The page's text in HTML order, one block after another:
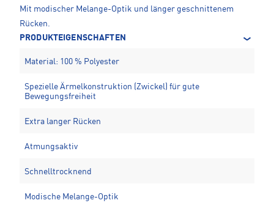
Mit modischer Melange-Optik und länger geschnittenem
Rücken.
PRODUKTEIGENSCHAFTEN
Material: 100 % Polyester
Spezielle Ärmelkonstruktion (Zwickel) für gute
Bewegungsfreiheit
Extra langer Rücken
Atmungsaktiv
Schnelltrocknend
Modische Melange-Optik